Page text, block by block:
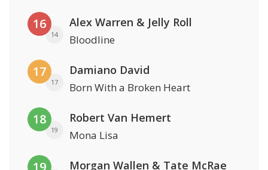
16
14
Alex Warren & Jelly Roll
Bloodline
17
17
Damiano David
Born With a Broken Heart
18
19
Robert Van Hemert
Mona Lisa
Morgan Wallen & Tate McRae